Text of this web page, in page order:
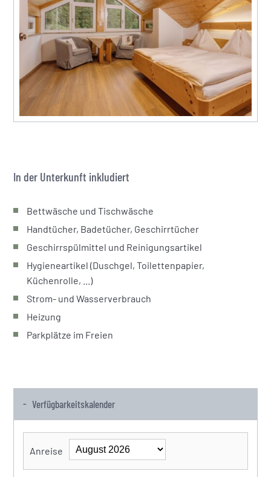
In der Unterkunft inkludiert
Bettwäsche und Tischwäsche
Handtücher, Badetücher, Geschirrtücher
Geschirrspülmittel und Reinigungsartikel
Hygieneartikel (Duschgel, Toilettenpapier,
Küchenrolle, ...)
Strom- und Wasserverbrauch
Heizung
Parkplätze im Freien
Verfügbarkeitskalender
Anreise